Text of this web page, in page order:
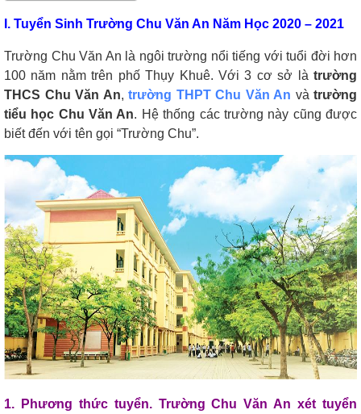
I. Tuyển Sinh Trường Chu Văn An Năm Học 2020 – 2021
Trường Chu Văn An là ngôi trường nổi tiếng với tuổi đời hơn
100 năm nằm trên phố Thụy Khuê. Với 3 cơ sở là trường
THCS Chu Văn An, trường THPT Chu Văn An và trường
tiểu học Chu Văn An. Hệ thống các trường này cũng được
biết đến với tên gọi “Trường Chu”.
1. Phương thức tuyển. Trường Chu Văn An xét tuyển